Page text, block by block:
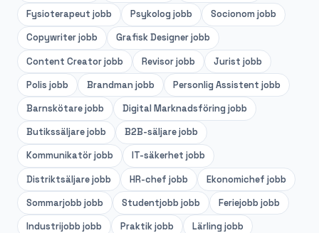
Fysioterapeut jobb Psykolog jobb Socionom jobb
Copywriterjobb Grafisk Designerjobb
Content Creatorjobb Revisorjobb Jurist jobb
Polis jobb Brandman jobb Personlig Assistent jobb
Barnskötarejobb Digital Marknadsföring jobb
Butikssäljarejobb B2B-säljarejobb
Kommunikatörjobb IT-säkerhet jobb
Distriktsäljarejobb HR-chef jobb Ekonomichef jobb
Sommarjobb jobb Studentjobb jobb Feriejobb jobb
Industrijobb jobb Praktikjobb Lärling jobb